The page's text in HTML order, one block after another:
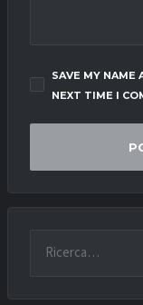
SAVE MY NAME
NEXT TIME I